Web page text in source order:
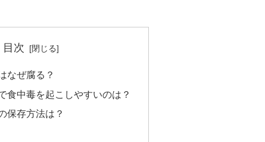
目次
なぜ腐る？
食中毒を起こしやすいのは？
保存方法は？